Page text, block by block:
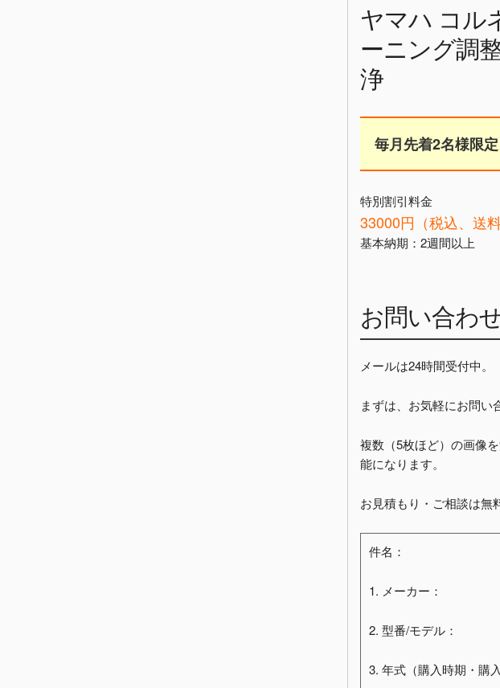
ヤマハ コル
ーニング調
浄
毎月先着2名様限定
特別割引料金
33000円（税込、送料
基本納期：2週間以上
お問い合わ
メールは24時間受付中。
まずは、お気軽にお問い
複数（5枚ほど）の画像
能になります。
お見積もり・ご相談は無
件名：
1. メーカー：
2. 型番/モデル：
3. 年式（購入時期・購